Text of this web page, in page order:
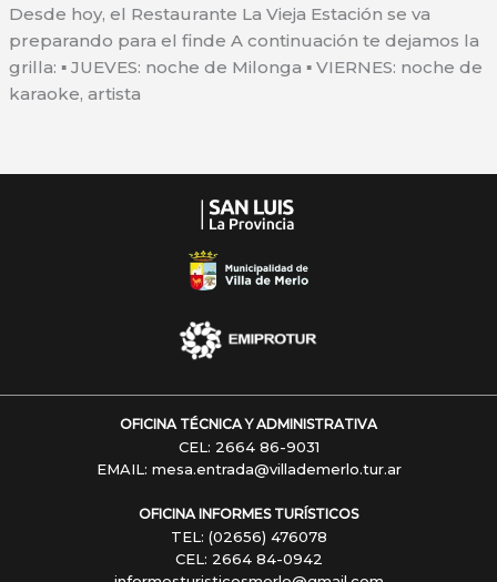
VIVO
en
la
Vieja
Desde hoy, el Restaurante La Vieja Estación se va
preparando para el finde A continuación te dejamos la
grilla: ▪️ JUEVES: noche de Milonga ▪️ VIERNES: noche de
karaoke, artista
OFICINA TÉCNICA Y ADMINISTRATIVA
CEL: 2664 86-9031
EMAIL: mesa.entrada@villademerlo.tur.ar
OFICINA INFORMES TURÍSTICOS
TEL: (02656) 476078
CEL: 2664 84-0942